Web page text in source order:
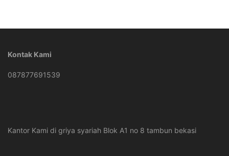
Kontak Kami
087877691539
Kantor Kami di griya syariah Blok A1 no 8 tambun bekasi